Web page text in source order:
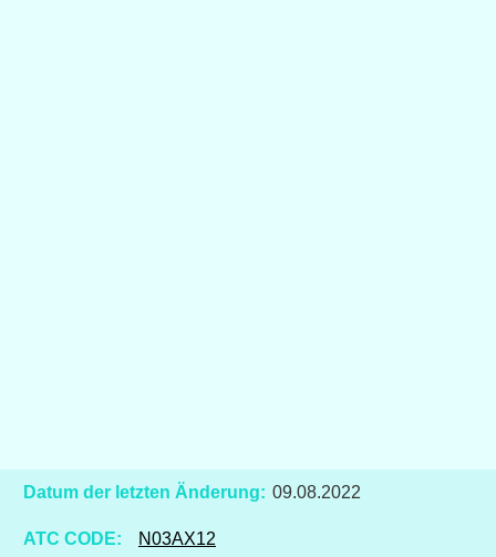
Datum der letzten Änderung: 09.08.2022
ATC CODE: N03AX12